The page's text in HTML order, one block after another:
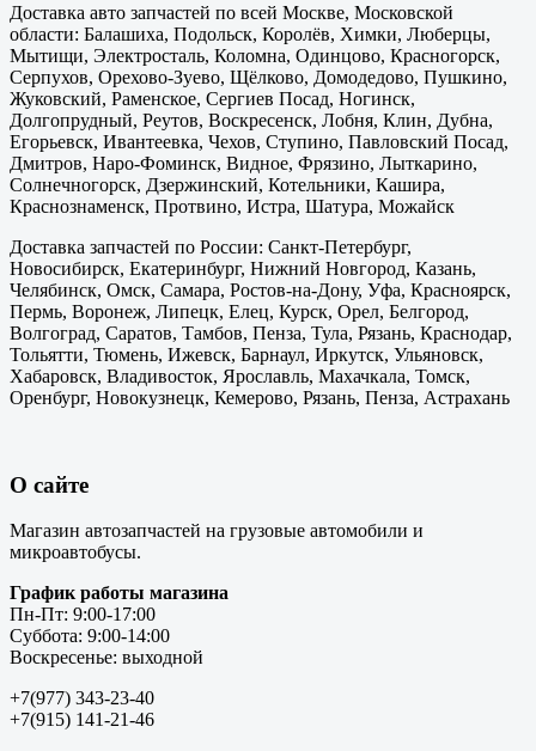
Доставка авто запчастей по всей Москве, Московской
области: Балашиха, Подольск, Королёв, Химки, Люберцы,
Мытищи, Электросталь, Коломна, Одинцово, Красногорск,
Серпухов, Орехово-Зуево, Щёлково, Домодедово, Пушкино,
Жуковский, Раменское, Сергиев Посад, Ногинск,
Долгопрудный, Реутов, Воскресенск, Лобня, Клин, Дубна,
Егорьевск, Ивантеевка, Чехов, Ступино, Павловский Посад,
Дмитров, Наро-Фоминск, Видное, Фрязино, Лыткарино,
Солнечногорск, Дзержинский, Котельники, Кашира,
Краснознаменск, Протвино, Истра, Шатура, Можайск
Доставка запчастей по России: Санкт-Петербург,
Новосибирск, Екатеринбург, Нижний Новгород, Казань,
Челябинск, Омск, Самара, Ростов-на-Дону, Уфа, Красноярск,
Пермь, Воронеж, Липецк, Елец, Курск, Орел, Белгород,
Волгоград, Саратов, Тамбов, Пенза, Тула, Рязань, Краснодар,
Тольятти, Тюмень, Ижевск, Барнаул, Иркутск, Ульяновск,
Хабаровск, Владивосток, Ярославль, Махачкала, Томск,
Оренбург, Новокузнецк, Кемерово, Рязань, Пенза, Астрахань
О сайте
Магазин автозапчастей на грузовые автомобили и
микроавтобусы.
График работы магазина
Пн-Пт: 9:00-17:00
Суббота: 9:00-14:00
Воскресенье: выходной
+7(977) 343-23-40
+7(915) 141-21-46